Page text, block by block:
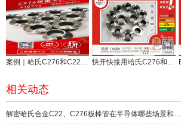
案例｜哈氏C276和C22合金卡盘卡环卡套配套药化企业 快开快接用哈氏C276和C22合金卡盘交付制药企业
相关动态
解密哈氏合金C22、C276板棒管在半导体哪些场景和部位上应用？